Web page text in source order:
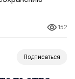
со всей
звука.
152
Подписаться